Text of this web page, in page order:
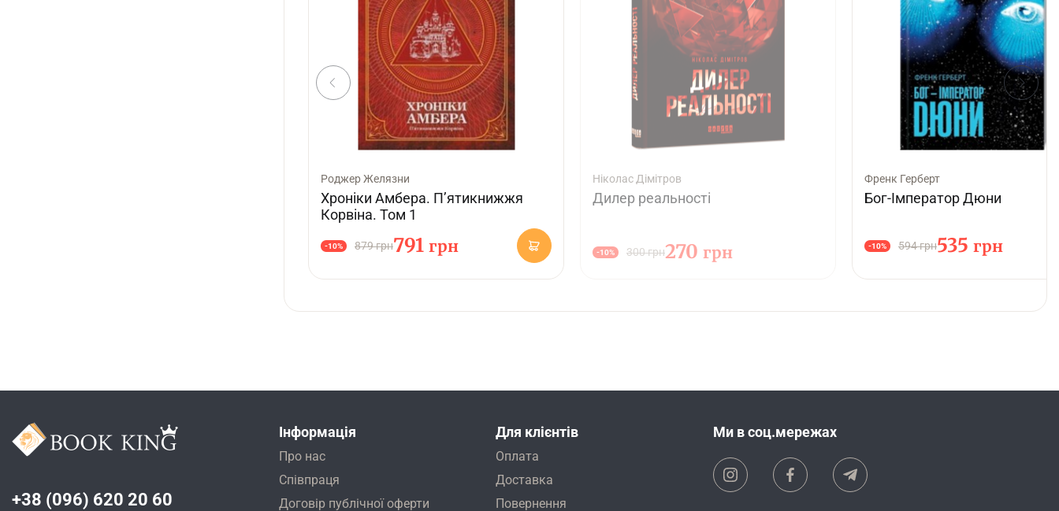
Роджер Желязни
Хроніки Амбера. П’ятикнижжя
Корвіна. Том 1
879 грн
-10% 791 грн
Ніколас Дімітров
Дилер реальності
300 грн
-10% 270 грн
Френк Герберт
Бог-Імператор Дюни
594 грн
-10% 535 грн
+38 (096) 620 20 60
Інформація
Про нас
Співпраця
Договір публічної оферти
Для клієнтів
Оплата
Доставка
Повернення
Ми в соц.мережах